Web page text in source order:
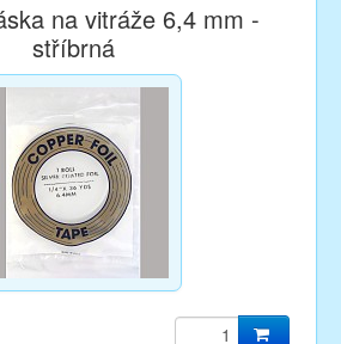
na vitráže 6,4 mm -
stříbrná